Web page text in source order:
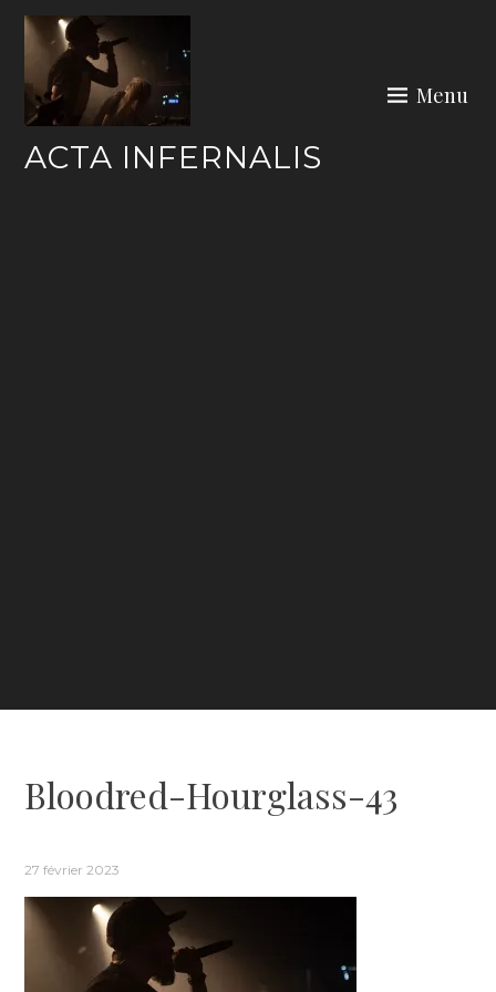
Skip
content
ACTA INFERNALIS
Menu
Bloodred-Hourglass-43
27 février 2023